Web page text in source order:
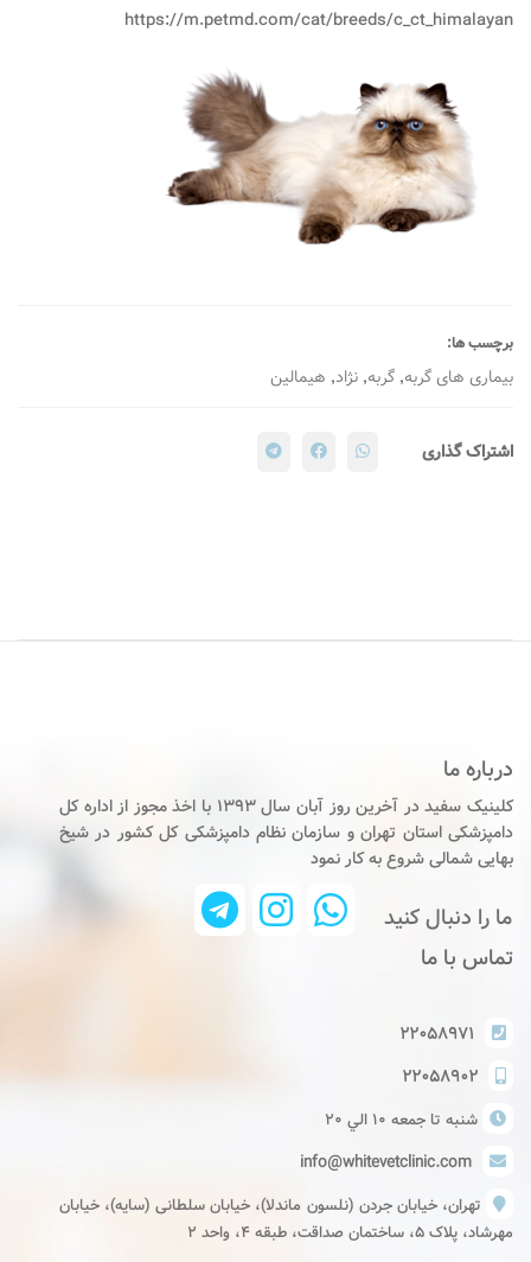
https://m.petmd.com/cat/breeds/c_ct_himalayan
برچسب ها:
بیماری های گربه, گربه, نژاد, هيمالين
اشتراک گذاری
درباره ما
کلینیک سفید در آخرین روز آبان سال ۱۳۹۳ با اخذ مجوز از اداره کل
دامپزشکی استان تهران و سازمان نظام دامپزشکی کل کشور در شیخ
بهایی شمالی شروع به کار نمود
ما را دنبال کنید
تماس با ما
۲۲۰۵۸۹۷۱
۲۲۰۵۸۹۰۲
شنبه تا جمعه ١٠ الي ٢٠
info@whitevetclinic.com
تهران، خیابان جردن (نلسون ماندلا)، خیابان سلطانی (سایه)، خیابان
مهرشاد، پلاک ۵، ساختمان صداقت، طبقه ۴، واحد ۲